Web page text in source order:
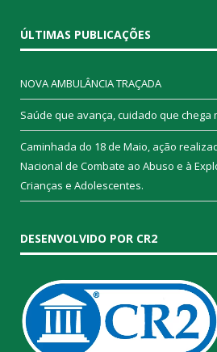
ÚLTIMAS PUBLICAÇÕES
NOVA AMBULÂNCIA TRAÇADA
Saúde que avança, cuidado que chega
Caminhada do 18 de Maio, ação
Nacional de Combate ao Abuso e à
Crianças e Adolescentes.
DESENVOLVIDO POR CR2